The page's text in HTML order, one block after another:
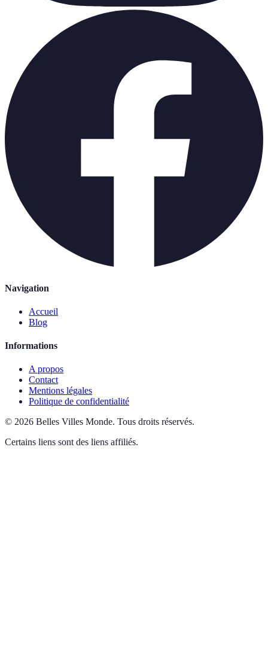
Navigation
Accueil
Blog
Informations
A propos
Contact
Mentions légales
Politique de confidentialité
© 2026 Belles Villes Monde. Tous droits réservés.
Certains liens sont des liens affiliés.